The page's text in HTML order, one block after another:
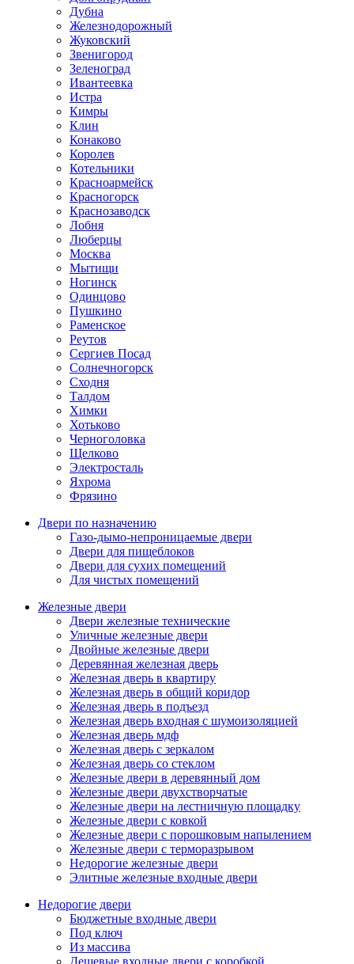
Дубна
Железнодорожный
Жуковский
Звенигород
Зеленоград
Ивантеевка
Истра
Кимры
Клин
Конаково
Королев
Котельники
Красноармейск
Красногорск
Краснозаводск
Лобня
Люберцы
Москва
Мытищи
Ногинск
Одинцово
Пушкино
Раменское
Реутов
Сергиев Посад
Солнечногорск
Сходня
Талдом
Химки
Хотьково
Черноголовка
Щелково
Электросталь
Яхрома
Фрязино
Двери по назначению
Газо-дымо-непроницаемые двери
Двери для пищеблоков
Двери для сухих помещений
Для чистых помещений
Железные двери
Двери железные технические
Уличные железные двери
Двойные железные двери
Деревянная железная дверь
Железная дверь в квартиру
Железная дверь в общий коридор
Железная дверь в подъезд
Железная дверь входная с шумоизоляцией
Железная дверь мдф
Железная дверь с зеркалом
Железная дверь со стеклом
Железные двери в деревянный дом
Железные двери двухстворчатые
Железные двери на лестничную площадку
Железные двери с ковкой
Железные двери с порошковым напылением
Железные двери с терморазрывом
Недорогие железные двери
Элитные железные входные двери
Недорогие двери
Бюджетные входные двери
Под ключ
Из массива
Дешевые входные двери с коробкой